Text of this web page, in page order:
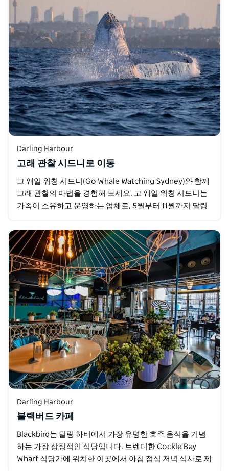
Darling Harbour
고래 관찰 시드니로 이동
고 웨일 워칭 시드니(Go Whale Watching Sydney)와 함께
고래 관찰의 마법을 경험해 보세요. 고 웨일 워칭 시드니는
가족이 소유하고 운영하는 업체로, 5월부터 11월까지 달링
Darling Harbour
블랙버드 카페
Blackbird는 달링 하버에서 가장 유명한 호주 음식을 기념
하는 가장 상징적인 식당입니다. 트렌디한 Cockle Bay
Wharf 식당가에 위치한 이곳에서 아침 점심 저녁 식사로 제